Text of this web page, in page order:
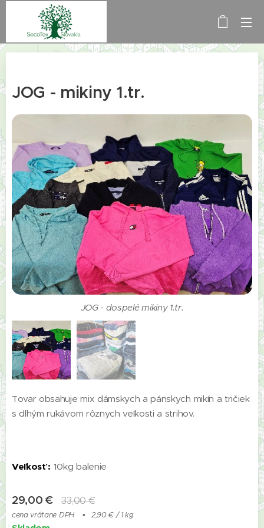
JOG - mikiny 1.tr.
JOG - dospelé mikiny 1.tr.
JOG
Tovar obsahuje mix dámskych a pánskych mikín a tričiek
s dlhým rukávom rôznych veľkosti a strihov.
Veľkosť : 10kg balenie
29,00 € 33,00€
cena vrátane DPH 2,90 € / 1 kg